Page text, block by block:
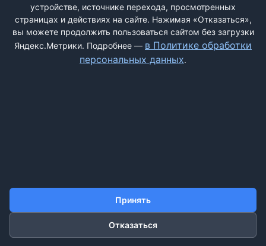
оригиналом (Но, что самое фантастическое, что в Гив Рош
эта же вода по акции ...
ПОЛИТИКА ОБРАБОТКИ ПЕРСОНАЛЬНЫХ ДАННЫХ
устройстве, источнике перехода, просмотренных
страницах и действиях на сайте. Нажимая «Отказаться»,
вы можете продолжить пользоваться сайтом без загрузки
Яндекс.Метрики. Подробнее — в Политике обработки
персональных данных.
Принять
Отказаться